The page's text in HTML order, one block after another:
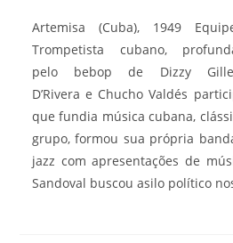
Artemisa (Cuba), 1949
Trompetista cubano,
pelo bebop de Dizzy
D’Rivera e Chucho Valdés
que fundia música cubana,
grupo, formou sua própria
jazz com apresentações de
Sandoval buscou asilo político